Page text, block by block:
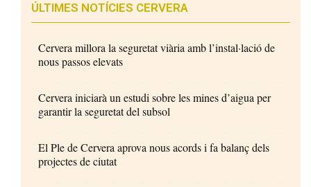
ÚLTIMES NOTÍCIES CERVERA
Cervera millora la seguretat viària amb l’instal·lació de
nous passos elevats
Cervera iniciarà un estudi sobre les mines d’aigua per
garantir la seguretat del subsol
El Ple de Cervera aprova nous acords i fa balanç dels
projectes de ciutat